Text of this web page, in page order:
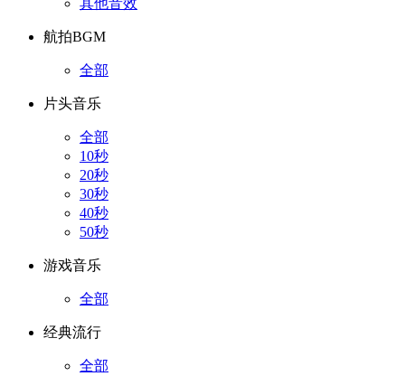
其他音效
航拍BGM
全部
片头音乐
全部
10秒
20秒
30秒
40秒
50秒
游戏音乐
全部
经典流行
全部